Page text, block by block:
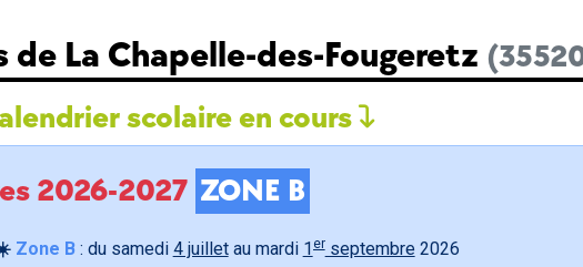
de La Chapelle-des-Fougeretz
scolaire en cours
2026-2027 ZONE B
Zone B: du samedi 4 juilletau mardi 1 erseptembre 2026